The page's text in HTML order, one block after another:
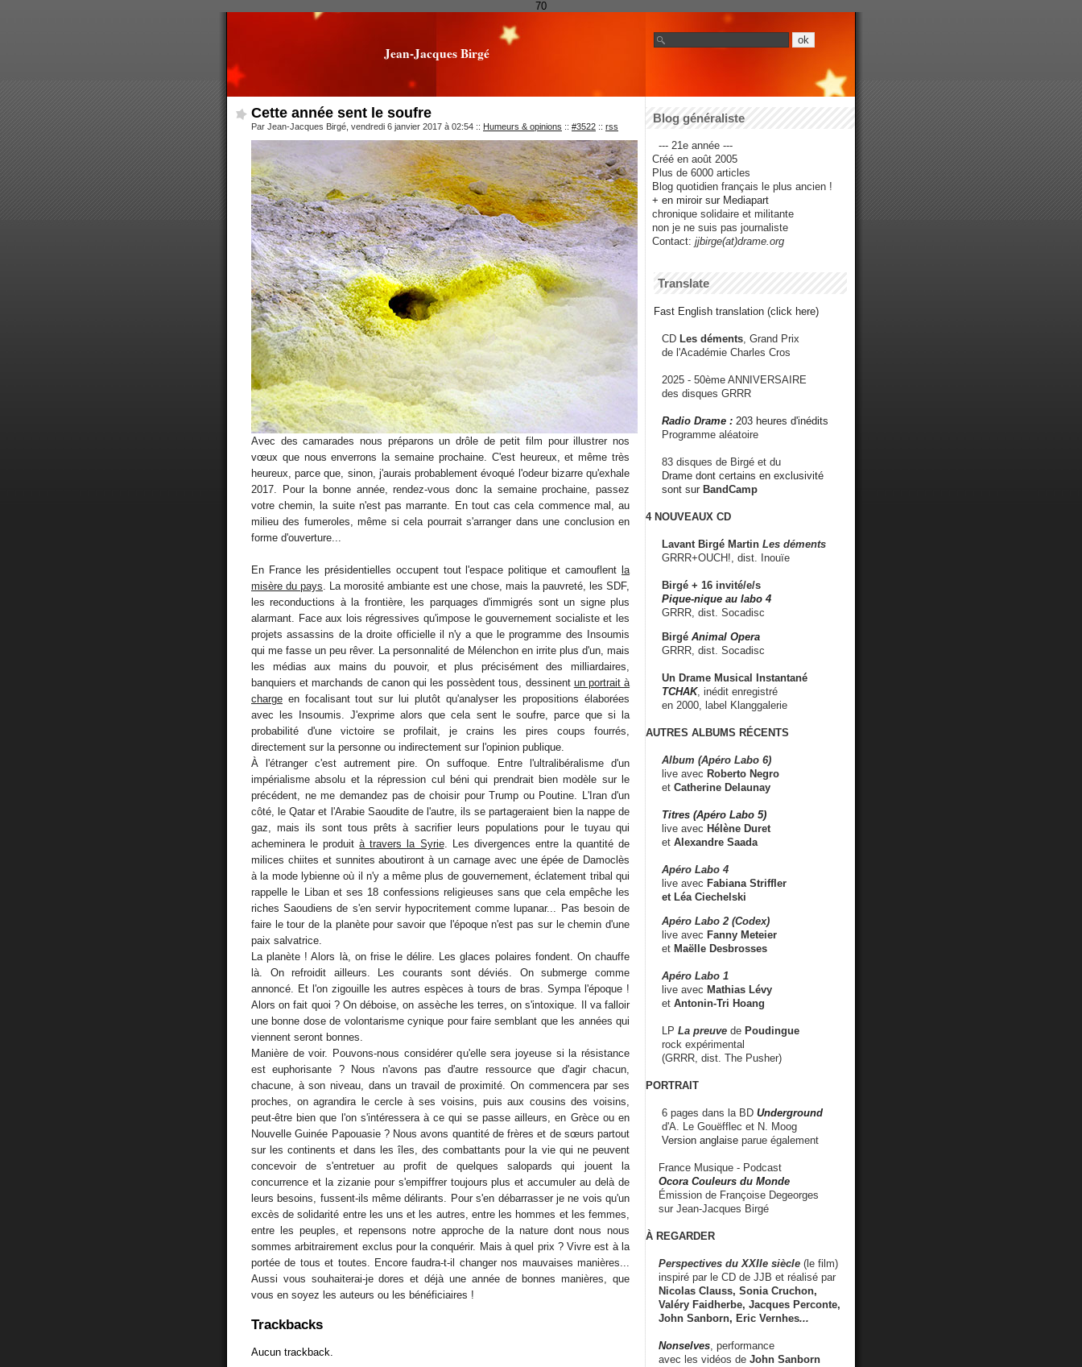
70
Jean-Jacques Birgé
Cette année sent le soufre
Par Jean-Jacques Birgé, vendredi 6 janvier 2017 à 02:54 :: Humeurs & opinions :: #3522 :: rss
Avec des camarades nous préparons un drôle de petit film pour illustrer nos
vœux que nous enverrons la semaine prochaine. C'est heureux, et même très
heureux, parce que, sinon, j'aurais probablement évoqué l'odeur bizarre qu'exhale
2017. Pour la bonne année, rendez-vous donc la semaine prochaine, passez
votre chemin, la suite n'est pas marrante. En tout cas cela commence mal, au
milieu des fumeroles, même si cela pourrait s'arranger dans une conclusion en
forme d'ouverture...
En France les présidentielles occupent tout l'espace politique et camouflent la
misère du pays . La morosité ambiante est une chose, mais la pauvreté, les SDF,
les reconductions à la frontière, les parquages d'immigrés sont un signe plus
alarmant. Face aux lois régressives qu'impose le gouvernement socialiste et les
projets assassins de la droite officielle il n'y a que le programme des Insoumis
qui me fasse un peu rêver. La personnalité de Mélenchon en irrite plus d'un, mais
les médias aux mains du pouvoir, et plus précisément des milliardaires,
banquiers et marchands de canon qui les possèdent tous, dessinent un portrait à
charge en focalisant tout sur lui plutôt qu'analyser les propositions élaborées
avec les Insoumis. J'exprime alors que cela sent le soufre, parce que si la
probabilité d'une victoire se profilait, je crains les pires coups fourrés,
directement sur la personne ou indirectement sur l'opinion publique.
À l'étranger c'est autrement pire. On suffoque. Entre l'ultralibéralisme d'un
impérialisme absolu et la répression cul béni qui prendrait bien modèle sur le
précédent, ne me demandez pas de choisir pour Trump ou Poutine. L'Iran d'un
côté, le Qatar et l'Arabie Saoudite de l'autre, ils se partageraient bien la nappe de
gaz, mais ils sont tous prêts à sacrifier leurs populations pour le tuyau qui
acheminera le produità travers la Syrie. Les divergences entre la quantité de
milices chiites et sunnites aboutiront à un carnage avec une épée de Damoclès
à la mode lybienne où il n'y a même plus de gouvernement, éclatement tribal qui
rappelle le Liban et ses 18 confessions religieuses sans que cela empêche les
riches Saoudiens de s'en servir hypocritement comme lupanar... Pas besoin de
faire le tour de la planète pour savoir que l'époque n'est pas sur le chemin d'une
paix salvatrice.
La planète ! Alors là, on frise le délire. Les glaces polaires fondent. On chauffe
là. On refroidit ailleurs. Les courants sont déviés. On submerge comme
annoncé. Et l'on zigouille les autres espèces à tours de bras. Sympa l'époque !
Alors on fait quoi ? On déboise, on assèche les terres, on s'intoxique. Il va falloir
une bonne dose de volontarisme cynique pour faire semblant que les années qui
viennent seront bonnes.
Manière de voir. Pouvons-nous considérer qu'elle sera joyeuse si la résistance
est euphorisante ? Nous n'avons pas d'autre ressource que d'agir chacun,
chacune, à son niveau, dans un travail de proximité. On commencera par ses
proches, on agrandira le cercle à ses voisins, puis aux cousins des voisins,
peut-être bien que l'on s'intéressera à ce qui se passe ailleurs, en Grèce ou en
Nouvelle Guinée Papouasie ? Nous avons quantité de frères et de sœurs partout
sur les continents et dans les îles, des combattants pour la vie qui ne peuvent
concevoir de s'entretuer au profit de quelques salopards qui jouent la
concurrence et la zizanie pour s'empiffrer toujours plus et accumuler au delà de
leurs besoins, fussent-ils même délirants. Pour s'en débarrasser je ne vois qu'un
excès de solidarité entre les uns et les autres, entre les hommes et les femmes,
entre les peuples, et repensons notre approche de la nature dont nous nous
sommes arbitrairement exclus pour la conquérir. Mais à quel prix ? Vivre est à la
portée de tous et toutes. Encore faudra-t-il changer nos mauvaises manières...
Aussi vous souhaiterai-je dores et déjà une année de bonnes manières, que
vous en soyez les auteurs ou les bénéficiaires !
Trackbacks
Aucun trackback.
Blog généraliste
--- 21e année ---
Créé en août 2005
Plus de 6000 articles
Blog quotidien français le plus ancien !
+ en miroir sur Mediapart
chronique solidaire et militante
non je ne suis pas journaliste
Contact: jjbirge(at)drame.org
Translate
Fast English translation (click here)
CD Les déments , Grand Prix
de l'Académie Charles Cros
2025 - 50ème ANNIVERSAIRE
des disques GRRR
Radio Drame : 203 heures d'inédits
Programme aléatoire
83 disques de Birgé et du
Drame dont certains en exclusivité
sont sur BandCamp
4 NOUVEAUX CD
Lavant Birgé Martin Les déments
GRRR+OUCH!, dist. Inouïe
Birgé + 16 invité/e/s
Pique-nique au labo 4
GRRR, dist. Socadisc
Birgé Animal Opera
GRRR, dist. Socadisc
Un Drame Musical Instantané
TCHAK, inédit enregistré
en 2000, label Klanggalerie
AUTRES ALBUMS RÉCENTS
Album (Apéro Labo 6)
live avec Roberto Negro
et Catherine Delaunay
Titres (Apéro Labo 5)
live avec Hélène Duret
et Alexandre Saada
Apéro Labo 4
live avec Fabiana Striffler
et Léa Ciechelski
Apéro Labo 2 (Codex)
live avec Fanny Meteier
et Maëlle Desbrosses
Apéro Labo 1
live avec Mathias Lévy
et Antonin-Tri Hoang
LP La preuve de Poudingue
rock expérimental
(GRRR, dist. The Pusher)
PORTRAIT
6 pages dans la BD Underground
d'A. Le Gouëfflec et N. Moog
Version anglaise parue également
France Musique - Podcast
Ocora Couleurs du Monde
Émission de Françoise Degeorges
sur Jean-Jacques Birgé
À REGARDER
Perspectives du XXIIe siècle (le film)
inspiré par le CD de JJB et réalisé par
Nicolas Clauss, Sonia Cruchon,
Valéry Faidherbe, Jacques Perconte,
John Sanborn, Eric Vernhes...
Nonselves , performance
avec les vidéos de John Sanborn